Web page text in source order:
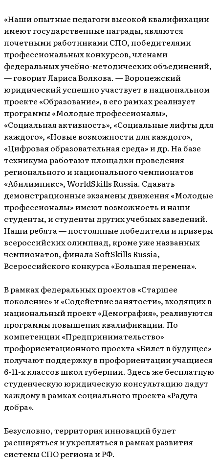
«Наши опытные педагоги высокой квалификации
имеют государственные награды, являются
почетными работниками СПО, победителями
профессиональных конкурсов, членами
федеральных учебно-методических объединений,
— говорит Лариса Волкова. — Воронежский
юридический успешно участвует в национальном
проекте «Образование», в его рамках реализует
программы «Молодые профессионалы»,
«Социальная активность», «Социальные лифты для
каждого», «Новые возможности для каждого»,
«Цифровая образовательная среда» и др. На базе
техникума работают площадки проведения
регионального и национального чемпионатов
«Абилимпикс», WorldSkills Russia. Сдавать
демонстрационные экзамены движения «Молодые
профессионалы» имеют возможность и наши
студенты, и студенты других учебных заведений.
Наши ребята — постоянные победители и призеры
всероссийских олимпиад, кроме уже названных
чемпионатов, финала SoftSkills Russia,
Всероссийского конкурса «Большая перемена».
В рамках федеральных проектов «Старшее
поколение» и «Содействие занятости», входящих в
национальный проект «Демография», реализуются
программы повышения квалификации. По
компетенции «Предпринимательство»
профориентационного проекта «Билет в будущее»
получают поддержку в профориентации учащиеся
6-11-х классов школ губернии. Здесь же бесплатную
студенческую юридическую консультацию дадут
каждому в рамках социального проекта «Радуга
добра».
Безусловно, территория инноваций будет
расширяться и укрепляться в рамках развития
системы СПО региона и РФ.